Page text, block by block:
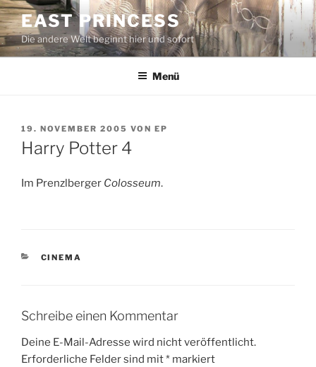
Zum
Inhalt
springen
EAST PRINCESS
Die andere Welt beginnt hier und sofort
Menü
VERÖFFENTLICHT
AM
19. NOVEMBER 2005 VON EP
Harry Potter 4
Im Prenzlberger Colosseum.
KATEGORIEN
CINEMA
Schreibe einen Kommentar
Deine E-Mail-Adresse wird nicht veröffentlicht.
Erforderliche Felder sind mit* markiert